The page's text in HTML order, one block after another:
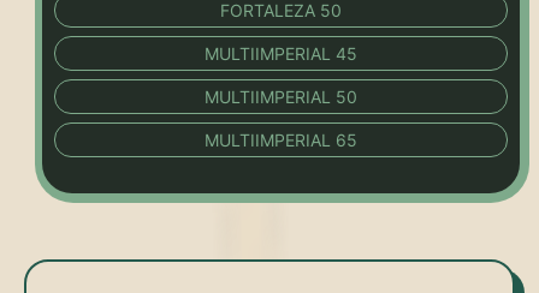
FORTALEZA 50
MULTIIMPERIAL 45
MULTIIMPERIAL 50
MULTIIMPERIAL 65